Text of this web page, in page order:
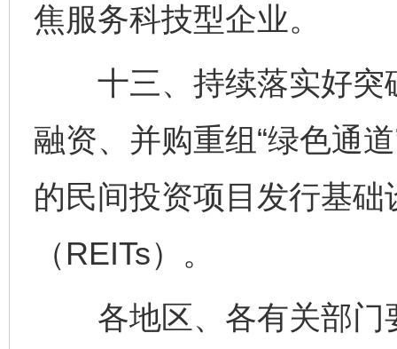
焦服务科技型企业。
十三、持续落实好突
融资、并购重组“绿色通
的民间投资项目发行基
（REITs）。
各地区、各有关部门